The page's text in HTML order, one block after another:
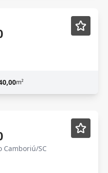
m²
Mobiliado
Camboriú/SC